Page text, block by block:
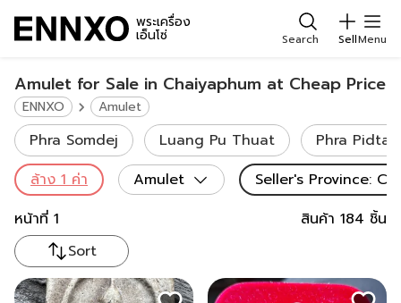
พระเครื่อง
เอ็นโซ่ Search SellMenu
Amulet for Sale in Chaiyaphum at Cheap Price
ENNXO Amulet
Phra Somdej Luang Pu Thuat Phra Pidta
หน้าที่ 1 สินค้า 184 ชิ้น
Sort
ล้าง1ค่า Amulet Seller's Province: